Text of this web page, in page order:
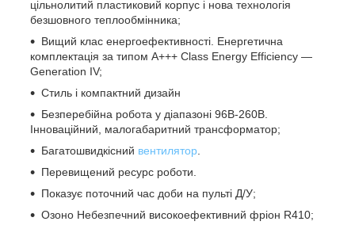
цільнолитий пластиковий корпус і нова технологія
безшовного теплообмінника;
Вищий клас енергоефективності. Енергетична
комплектація за типом A+++ Class Energy Efficiency —
Generation IV;
Стиль і компактний дизайн
Безперебійна робота у діапазоні 96В-260В.
Інноваційний, малогабаритний трансформатор;
Багатошвидкісний вентилятор.
Перевищений ресурс роботи.
Показує поточний час доби на пульті Д/У;
Озоно Небезпечний високоефективний фріон R410;